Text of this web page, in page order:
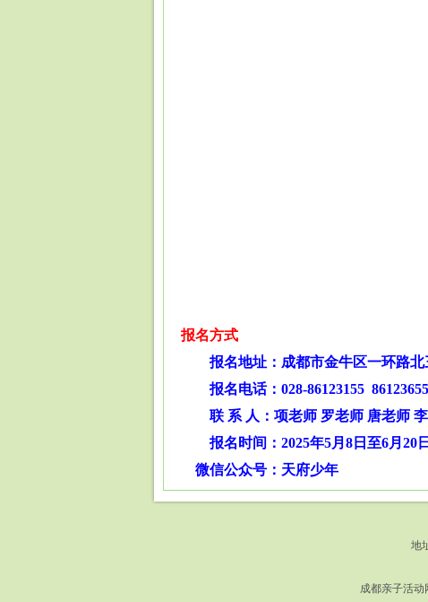
报名方式
报名地址：成都市金牛区一环路北
报名电话：028-86123155
联 系 人：项老师 罗老师 唐老师
报名时间：2025年5月8日至6月20
微信公众号：天府少年
地
成都亲子活